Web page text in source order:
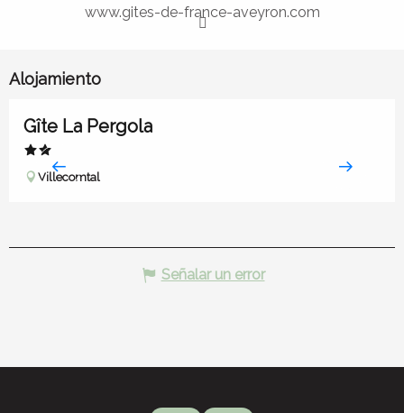
www.gites-de-france-aveyron.com
Alojamiento
Gîte La Pergola
Villecomtal
Señalar un error